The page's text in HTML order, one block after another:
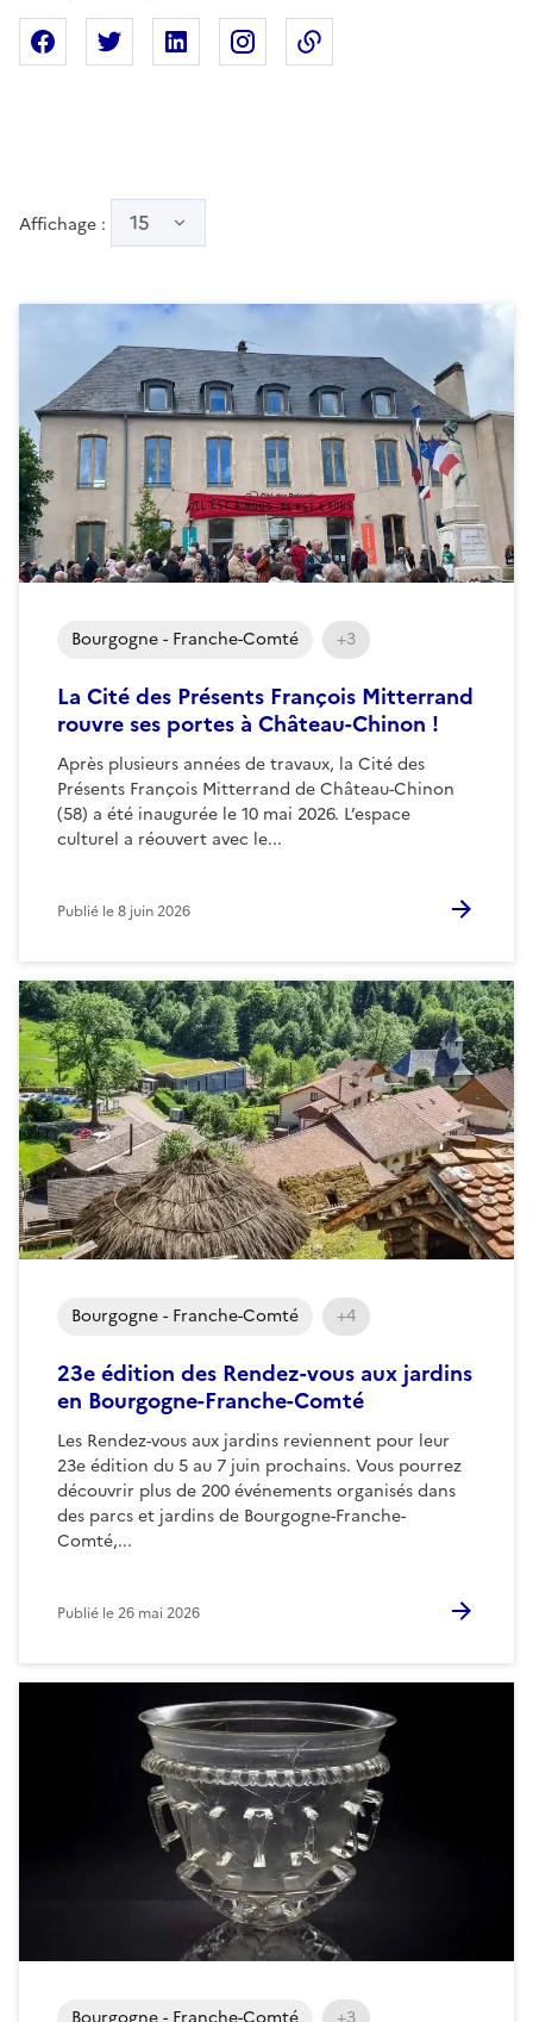
Partager sur Facebook
Partager sur XPartager sur Linkedin
Partager sur Instagram
Affichage : 15
La Cité des Présents François Mitterrand
rouvre ses portes à Château-Chinon !
Après plusieurs années de travaux, la Cité des
Présents François Mitterrand de Château-Chinon
(58) a été inaugurée le 10 mai 2026. L’espace
culturel a réouvert avec le...
Bourgogne - Franche-Comté +3
Publié le8 juin 2026
23e édition des Rendez-vous aux jardins
en Bourgogne-Franche-Comté
Les Rendez-vous aux jardins reviennent pour leur
23e édition du 5 au 7 juin prochains. Vous pourrez
découvrir plus de 200 événements organisés dans
des parcs et jardins de Bourgogne-Franche-
Comté,...
Bourgogne - Franche-Comté +4
Publié le26 mai 2026